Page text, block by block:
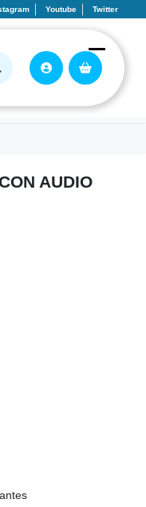
Youtube Twitter
AUDIO